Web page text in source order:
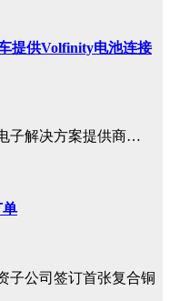
提供Volfinity电池连接
子解决方案提供商…
单
子公司签订首张复合铜